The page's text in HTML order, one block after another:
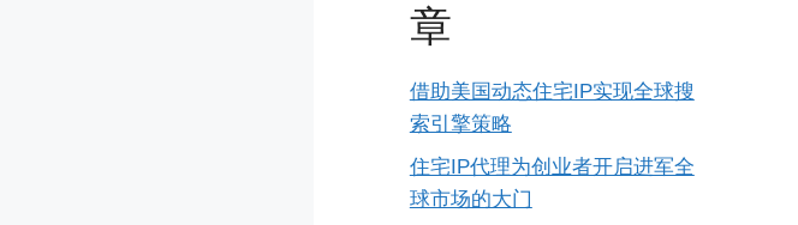
章
借助美国动态住宅IP实现全球搜
索引擎策略
住宅IP代理为创业者开启进军全
球市场的大门